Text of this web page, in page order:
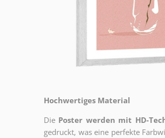
Hochwertiges Material
Die Poster werden mit HD-
gedruckt, was eine perfekte